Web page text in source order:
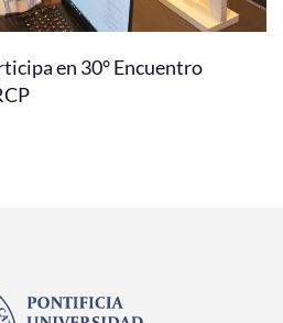
en 30° Encuentro